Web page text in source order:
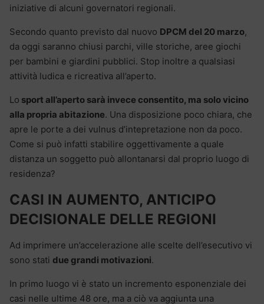
iniziative di alcuni governatori regionali.
Secondo quanto previsto dal nuovo DPCM del 20 marzo,
da oggi saranno chiusi parchi, ville storiche, aree giochi
per bambini e giardini pubblici. Stop inoltre a qualsiasi
attività ludica e ricreativa all’aperto.
Lo sport all’aperto sarà invece consentito, ma solo vicino
alla propria abitazione. Una disposizione poco chiara, che
apre le porte a dei vulnus d’intepretazione non da poco.
Come si può infatti stabilire oggettivamente a quale
distanza un soggetto può allontanarsi dal proprio luogo di
residenza?
CASI IN AUMENTO, ANTICIPO
DECISIONALE DELLE REGIONI
Ad imprimere un’accelerazione alle scelte dell’esecutivo vi
sono stati due grandi motivazioni.
In primo luogo vi è stato un incremento esponenziale dei
casi nelle ultime 48 ore, ma a ciò va aggiunta una